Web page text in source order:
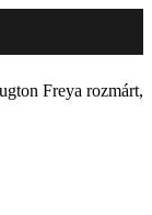
Freya rozmárt,